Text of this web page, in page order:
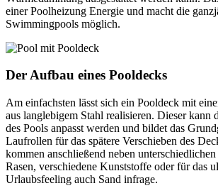
einer Poolheizung Energie und macht die
Swimmingpools möglich.
Der Aufbau eines Pooldecks
Am einfachsten lässt sich ein Pooldeck mit
aus langlebigem Stahl realisieren. Dieser kann
des Pools anpasst werden und bildet das
Laufrollen für das spätere Verschieben des
kommen anschließend neben
Rasen, verschiedene Kunststoffe oder für das
Urlaubsfeeling auch Sand infrage.